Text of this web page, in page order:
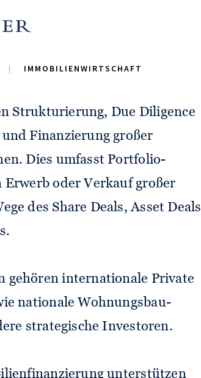
IMMOBILIENWIRTSCHAFT
Strukturierung, Due Diligence
Finanzierung großer
Dies umfasst Portfolio­
oder Verkauf großer
des Share Deals, Asset Deals
gehören internationale Private
nationale Wohnungs­bau­
strategische Investoren.
unterstützen